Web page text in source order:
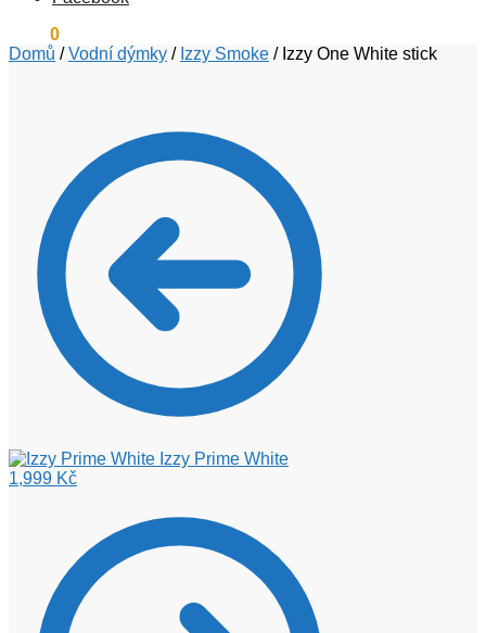
0
Domů /Vodní dýmky / Izzy Smoke / Izzy One White stick
Izzy Prime White
1,999 Kč